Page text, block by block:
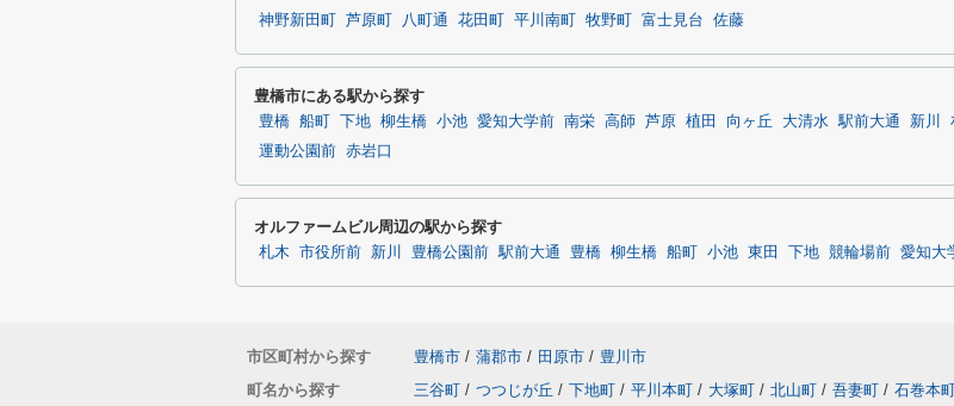
神野新田町
芦原町 八町通 花田町 平川南町 牧野町 富士見台 佐藤
豊橋市にある駅から探す
豊橋 船町 下地 柳生橋 小池 愛知大学前 南栄 高師 芦原 植田 向ヶ丘 大清水 駅前大通 新川
運動公園前 赤岩口
オルファームビル周辺の駅から探す
札木 市役所前 新川 豊橋公園前 駅前大通 豊橋 柳生橋 船町 小池 東田 下地 競輪場前 愛知大
市区町村から探す 豊橋市 / 蒲郡市 / 田原市 / 豊川市
町名から探す
三谷町 / つつじが丘 / 下地町 / 平川本町 / 大塚町 / 北山町 / 吾妻町 / 石巻本